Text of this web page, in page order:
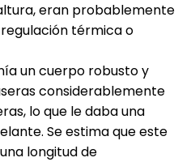
eran probablemente
térmica o
un cuerpo robusto y
considerablemente
lo que le daba una
Se estima que este
longitud de